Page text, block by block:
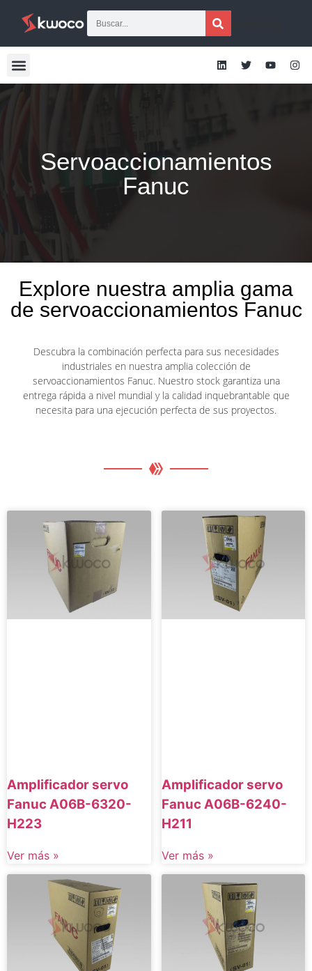
Servoaccionamientos
Fanuc
Explore nuestra amplia gama
de servoaccionamientos Fanuc
Descubra la combinación perfecta para sus necesidades
industriales en nuestra amplia colección de
servoaccionamientos Fanuc. Nuestro stock garantiza una
entrega rápida a nivel mundial y la calidad inquebrantable que
necesita para una ejecución perfecta de sus proyectos.
Amplificador servo
Fanuc A06B-6320-
H223
Ver más »
Amplificador servo
Fanuc A06B-6240-
H211
Ver más »